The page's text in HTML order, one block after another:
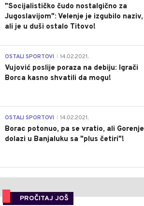
"Socijalističko čudo nostalgično za
Jugoslavijom": Velenje je izgubilo naziv,
ali je u duši ostalo Titovo!
OSTALI SPORTOVI 14.02.2021.
Vujović poslije poraza na debiju: Igrači
Borca kasno shvatili da mogu!
OSTALI SPORTOVI 14.02.2021.
Borac potonuo, pa se vratio, ali Gorenje
dolazi u Banjaluku sa "plus četiri"!
PROČITAJ JOŠ